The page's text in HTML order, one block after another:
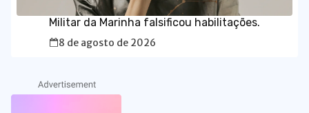
Militar da Marinha falsificou habilitações.
8 de agosto de 2026